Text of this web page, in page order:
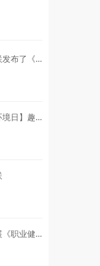
富士康工业富联发布了《联合国可持续发展目标（UN SDGs）进展报告（2024-2025）》
富士康【世界环境日】趣践环保初心，赋能企业绿色ESG发展
富士康园区开展《职业健康监护技术规范》GBZ188-2025解读专项培训